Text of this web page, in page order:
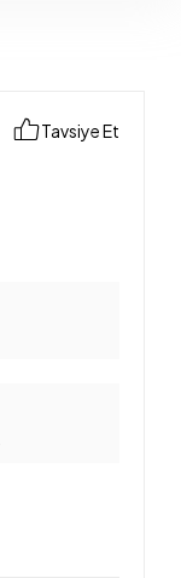
Tavsiye Et